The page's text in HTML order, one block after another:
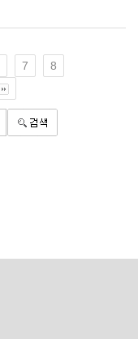
7
8